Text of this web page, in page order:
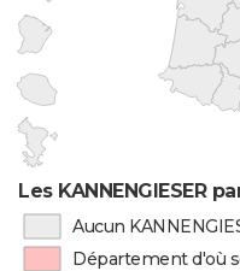
Les KANNENGIESER
Aucun
Département d'où